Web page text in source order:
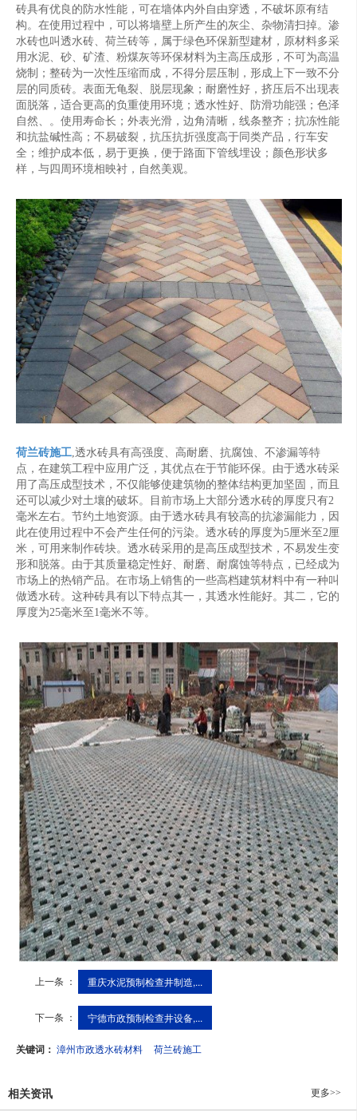
砖具有优良的防水性能，可在墙体内外自由穿透，不破坏原有结
构。在使用过程中，可以将墙壁上所产生的灰尘、杂物清扫掉。渗
水砖也叫透水砖、荷兰砖等，属于绿色环保新型建材，原材料多采
用水泥、砂、矿渣、粉煤灰等环保材料为主高压成形，不可为高温
烧制；整砖为一次性压缩而成，不得分层压制，形成上下一致不分
层的同质砖。表面无龟裂、脱层现象；耐磨性好，挤压后不出现表
面脱落，适合更高的负重使用环境；透水性好、防滑功能强；色泽
自然、。使用寿命长；外表光滑，边角清晰，线条整齐；抗冻性能
和抗盐碱性高；不易破裂，抗压抗折强度高于同类产品，行车安
全；维护成本低，易于更换，便于路面下管线埋设；颜色形状多
样，与四周环境相映衬，自然美观。
荷兰砖施工,透水砖具有高强度、高耐磨、抗腐蚀、不渗漏等特
点，在建筑工程中应用广泛，其优点在于节能环保。由于透水砖采
用了高压成型技术，不仅能够使建筑物的整体结构更加坚固，而且
还可以减少对土壤的破坏。目前市场上大部分透水砖的厚度只有2
毫米左右。节约土地资源。由于透水砖具有较高的抗渗漏能力，因
此在使用过程中不会产生任何的污染。透水砖的厚度为5厘米至2厘
米，可用来制作砖块。透水砖采用的是高压成型技术，不易发生变
形和脱落。由于其质量稳定性好、耐磨、耐腐蚀等特点，已经成为
市场上的热销产品。在市场上销售的一些高档建筑材料中有一种叫
做透水砖。这种砖具有以下特点其一，其透水性能好。其二，它的
厚度为25毫米至1毫米不等。
上一条 ： 重庆水泥预制检查井制造,...
下一条 ： 宁德市政预制检查井设备,...
关键词： 漳州市政透水砖材料 荷兰砖施工
相关资讯 更多>>